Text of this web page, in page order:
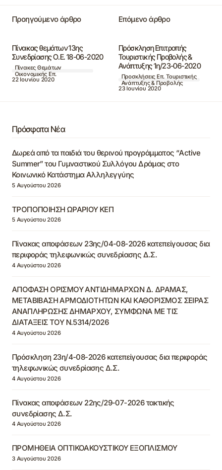
Προηγούμενο άρθρο
Πίνακας θεμάτων 13ης
Συνεδρίασης Ο.Ε. 18-06-2020
Πίνακες Θεμάτων
Οικονομικής Επ.
22 Ιουνίου 2020
Επόμενο άρθρο
Πρόσκληση Επιτροπής
Τουριστικής Προβολής &
Ανάπτυξης 1η/23-06-2020
Προσκλήσεις Επ. Τουριστικής
Ανάπτυξης & Προβολής
23 Ιουνίου 2020
Πρόσφατα Νέα
Δωρεά από τα παιδιά του θερινού προγράμματος “Active
Summer” του Γυμναστικού Συλλόγου Δράμας στο
Κοινωνικό Κατάστημα Αλληλεγγύης
5 Αυγούστου 2026
ΤΡΟΠΟΠΟΙΗΣΗ ΩΡΑΡΙΟΥ ΚΕΠ
5 Αυγούστου 2026
Πίνακας αποφάσεων 23ης/04-08-2026 κατεπείγουσας δια
περιφοράς τηλεφωνικώς συνεδρίασης Δ.Σ.
4 Αυγούστου 2026
ΑΠΟΦΑΣΗ ΟΡΙΣΜΟΥ ΑΝΤΙΔΗΜΑΡΧΩΝ Δ. ΔΡΑΜΑΣ,
ΜΕΤΑΒΙΒΑΣΗ ΑΡΜΟΔΙΟΤΗΤΩΝ ΚΑΙ ΚΑΘΟΡΙΣΜΟΣ ΣΕΙΡΑΣ
ΑΝΑΠΛΗΡΩΣΗΣ ΔΗΜΑΡΧΟΥ, ΣΥΜΦΩΝΑ ΜΕ ΤΙΣ
ΔΙΑΤΑΞΕΙΣ ΤΟΥ Ν.5314/2026
4 Αυγούστου 2026
Πρόσκληση 23η/4-08-2026 κατεπείγουσας δια περιφοράς
τηλεφωνικώς συνεδρίασης Δ.Σ.
4 Αυγούστου 2026
Πίνακας αποφάσεων 22ης/29-07-2026 τακτικής
συνεδρίασης Δ.Σ.
4 Αυγούστου 2026
ΠΡΟΜΗΘΕΙΑ ΟΠΤΙΚΟΑΚΟΥΣΤΙΚΟΥ ΕΞΟΠΛΙΣΜΟΥ
3 Αυγούστου 2026